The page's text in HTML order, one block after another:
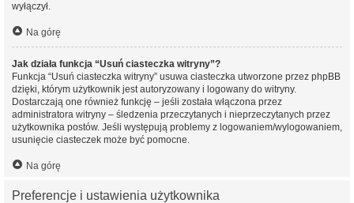
wyłączył.
Na górę
Jak działa funkcja “Usuń ciasteczka witryny”?
Funkcja “Usuń ciasteczka witryny” usuwa ciasteczka utworzone przez phpBB
dzięki, którym użytkownik jest autoryzowany i logowany do witryny.
Dostarczają one również funkcję – jeśli została włączona przez
administratora witryny – śledzenia przeczytanych i nieprzeczytanych przez
użytkownika postów. Jeśli występują problemy z logowaniem/wylogowaniem,
usunięcie ciasteczek może być pomocne.
Na górę
Preferencje i ustawienia użytkownika